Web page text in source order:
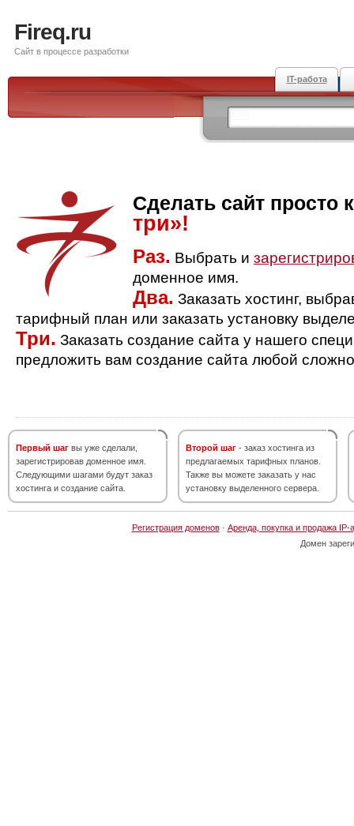
Fireq.ru
Сайт в процессе разработки
IT-работа
Сделать сайт просто
три»!
Раз. Выбрать и
доменное имя.
Два. Заказать хостинг,
тарифный план или заказать установку
Три. Заказать создание сайта у нашего
предложить вам создание сайта любой
Первый шаг вы уже сделали,
зарегистрировав доменное имя.
Следующими шагами будут заказ
хостинга и создание сайта.
Второй шаг - заказ хостинга из
предлагаемых тарифных планов.
Также вы можете заказать у нас
установку выделенного сервера.
Регистрация доменов· Аренда, покупка и продажа IP-
Домен